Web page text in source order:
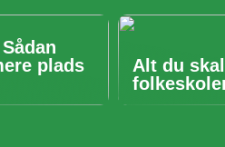
plads
Alt du